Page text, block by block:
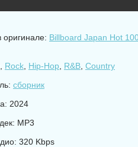
оригинале: Billboard Japan Hot
Rock Hip-Hop R&B Country
сборник
2024
MP3
320 Kbps